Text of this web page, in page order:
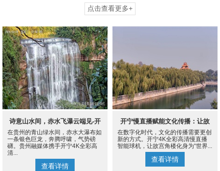
点击查看更多+
诗意山水间，赤水飞瀑云端见-开
宁4K慢直播摄像机
在贵州的青山绿水间，赤水大瀑布如
一条银色巨龙，奔腾呼啸，气势磅
礴。贵州融媒体携手开宁4K全彩高
清...
查看详情
开宁慢直播赋能文化传播：让故
宫角楼成为世界的文化客厅
在数字化时代，文化的传播需要更创
新的方式。开宁4K全彩高清慢直播
智能球机，让故宫角楼化身为“世界...
查看详情